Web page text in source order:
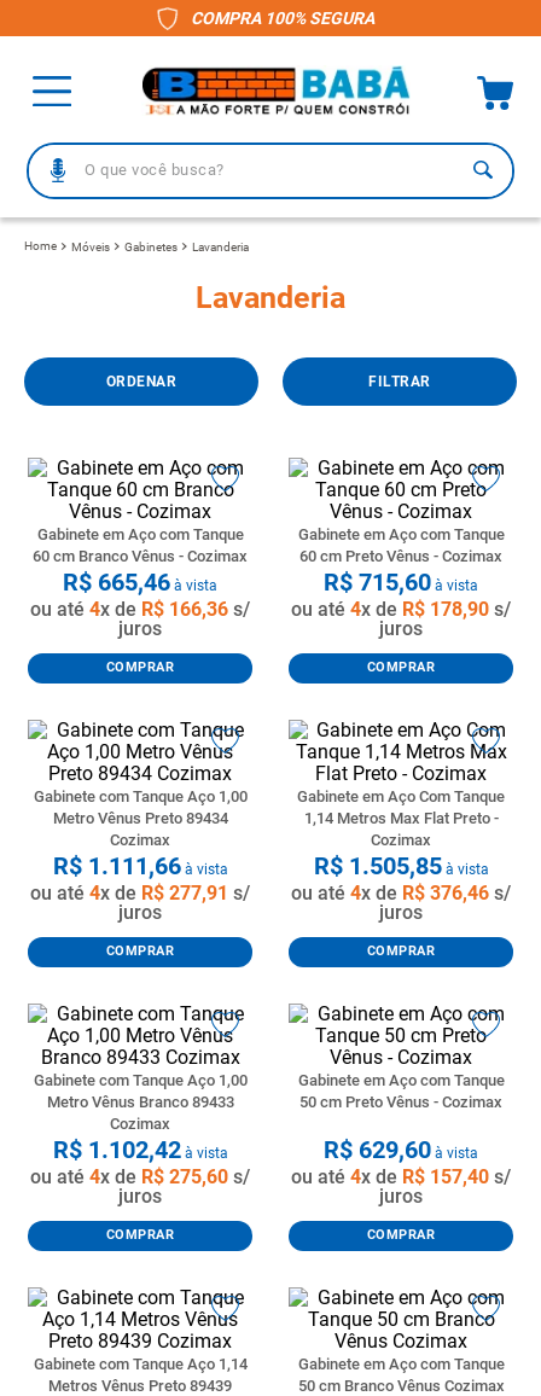
COMPRA 100% SEGURA
O que você busca?
Móveis Gabinetes Lavanderia
Lavanderia
FILTRAR
Gabinete em Aço com Tanque
60 cm Branco Vênus - Cozimax
R$ 665,46 à vista
ou até 4x de R$ 166,36 s/
juros
COMPRAR
Gabinete em Aço com Tanque
60 cm Preto Vênus - Cozimax
R$ 715,60 à vista
ou até 4x de R$ 178,90 s/
juros
COMPRAR
Gabinete com Tanque Aço 1,00
Metro Vênus Preto 89434
Cozimax
R$ 1.111,66à vista
ou até 4x de R$ 277,91 s/
juros
COMPRAR
Gabinete em Aço Com Tanque
1,14 Metros Max Flat Preto -
Cozimax
R$ 1.505,85à vista
ou até 4x de R$ 376,46 s/
juros
COMPRAR
Gabinete com Tanque Aço 1,00
Metro Vênus Branco 89433
Cozimax
R$ 1.102,42à vista
ou até 4x de R$ 275,60 s/
juros
COMPRAR
Gabinete em Aço com Tanque
50 cm Preto Vênus - Cozimax
R$ 629,60 à vista
ou até 4x de R$ 157,40 s/
juros
COMPRAR
Gabinete com Tanque Aço 1,14
Metros Vênus Preto 89439
Gabinete em Aço com Tanque
50 cm Branco Vênus Cozimax
3º telha
6º gabinete banheiro
7º telha fibrocimento
8º pisos
9º porta
10º vaso sanitario caixa acoplada